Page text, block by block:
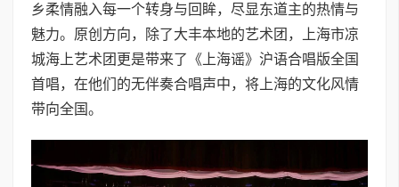
乡柔情融入每一个转身与回眸，尽显东道主的热情与
魅力。原创方向，除了大丰本地的艺术团，上海市凉
城海上艺术团更是带来了《上海谣》沪语合唱版全国
首唱，在他们的无伴奏合唱声中，将上海的文化风情
带向全国。